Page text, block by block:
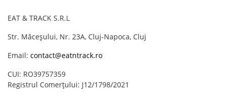
EAT & TRACK S.R.L
Str. Măceșului, Nr. 23A, Cluj-Napoca, Cluj
Email: contact@eatntrack.ro
CUI: RO39757359
Registrul Comerțului: J12/1798/2021